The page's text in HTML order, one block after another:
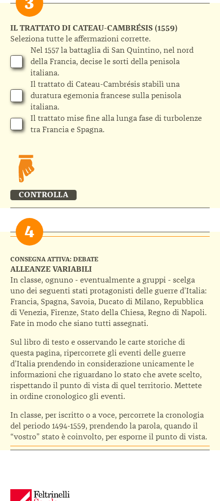
IL TRATTATO DI CATEAU-CAMBRÉSIS (1559)
Seleziona tutte le affermazioni corrette.
Nel 1557 la battaglia di San Quintino, nel nord
della Francia, decise le sorti della penisola
italiana.
Il trattato di Cateau-Cambrésis stabilì una
duratura egemonia francese sulla penisola
italiana.
Il trattato mise fine alla lunga fase di turbolenze
tra Francia e Spagna.
CONTROLLA
CONSEGNA ATTIVA: DEBATE
ALLEANZE VARIABILI
In classe, ognuno - eventualmente a gruppi - scelga
uno dei seguenti stati protagonisti delle guerre d’Italia:
Francia, Spagna, Savoia, Ducato di Milano, Repubblica
di Venezia, Firenze, Stato della Chiesa, Regno di Napoli.
Fate in modo che siano tutti assegnati.
Sul libro di testo e osservando le carte storiche di
questa pagina, ripercorrete gli eventi delle guerre
d’Italia prendendo in considerazione unicamente le
informazioni che riguardano lo stato che avete scelto,
rispettando il punto di vista di quel territorio. Mettete
in ordine cronologico gli eventi.
In classe, per iscritto o a voce, percorrete la cronologia
del periodo 1494-1559, prendendo la parola, quando il
“vostro” stato è coinvolto, per esporne il punto di vista.